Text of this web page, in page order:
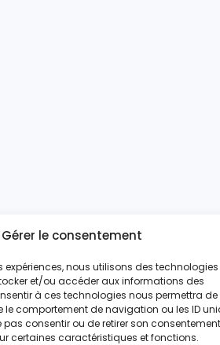
Gérer le consentement
expériences, nous utilisons des
et/ou accéder aux informations des
à ces technologies nous permettra de
le comportement de navigation ou les ID
pas consentir ou de retirer son
certaines caractéristiques et fonctions.